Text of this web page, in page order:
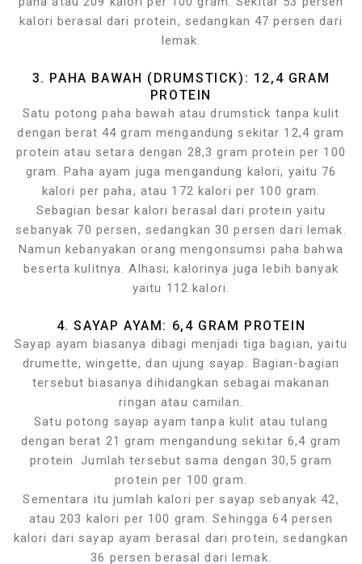
kalori berasal dari protein, sedangkan 47 persen dari
lemak.
3. PAHA BAWAH (DRUMSTICK): 12,4 GRAM
PROTEIN
Satu potong paha bawah atau drumstick tanpa kulit
dengan berat 44 gram mengandung sekitar 12,4 gram
protein atau setara dengan 28,3 gram protein per 100
gram. Paha ayam juga mengandung kalori, yaitu 76
kalori per paha, atau 172 kalori per 100 gram.
Sebagian besar kalori berasal dari protein yaitu
sebanyak 70 persen, sedangkan 30 persen dari lemak.
Namun kebanyakan orang mengonsumsi paha bahwa
beserta kulitnya. Alhasi; kalorinya juga lebih banyak
yaitu 112 kalori.
4. SAYAP AYAM: 6,4 GRAM PROTEIN
Sayap ayam biasanya dibagi menjadi tiga bagian, yaitu
drumette, wingette, dan ujung sayap. Bagian-bagian
tersebut biasanya dihidangkan sebagai makanan
ringan atau camilan.
Satu potong sayap ayam tanpa kulit atau tulang
dengan berat 21 gram mengandung sekitar 6,4 gram
protein. Jumlah tersebut sama dengan 30,5 gram
protein per 100 gram.
Sementara itu jumlah kalori per sayap sebanyak 42,
atau 203 kalori per 100 gram. Sehingga 64 persen
kalori dari sayap ayam berasal dari protein, sedangkan
36 persen berasal dari lemak.